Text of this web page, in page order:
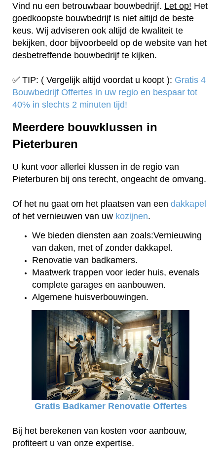
Vind nu een betrouwbaar bouwbedrijf. Let op! Het
goedkoopste bouwbedrijf is niet altijd de beste
keus. Wij adviseren ook altijd de kwaliteit te
bekijken, door bijvoorbeeld op de website van het
desbetreffende bouwbedrijf te kijken.
✅ TIP: ( Vergelijk altijd voordat u koopt ): Gratis 4
Bouwbedrijf Offertes in uw regio en bespaar tot
40% in slechts 2 minuten tijd!
Meerdere bouwklussen in
Pieterburen
U kunt voor allerlei klussen in de regio van
Pieterburen bij ons terecht, ongeacht de omvang.
Of het nu gaat om het plaatsen van een dakkapel
of het vernieuwen van uw kozijnen.
We bieden diensten aan zoals:Vernieuwing
van daken, met of zonder dakkapel.
Renovatie van badkamers.
Maatwerk trappen voor ieder huis, evenals
complete garages en aanbouwen.
Algemene huisverbouwingen.
Gratis Badkamer Renovatie Offertes
Bij het berekenen van kosten voor aanbouw,
profiteert u van onze expertise.